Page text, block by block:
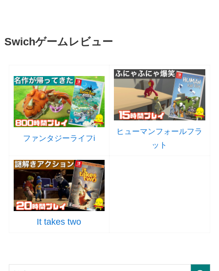
Swichゲームレビュー
ファンタジーライフi
ヒューマンフォールフラ
ット
It takes two